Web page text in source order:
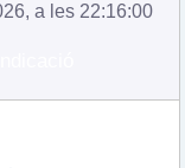
a les 22:16:00